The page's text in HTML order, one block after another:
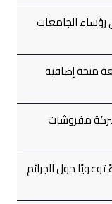
الجامعات
منحة إضافية
مفروشات
حول الجرائم